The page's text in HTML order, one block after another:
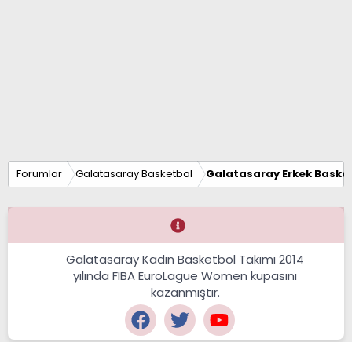
Forumlar Galatasaray Basketbol Galatasaray Erkek
Galatasaray Kadın Basketbol Takımı 2014
yılında FIBA EuroLague Women kupasını
kazanmıştır.